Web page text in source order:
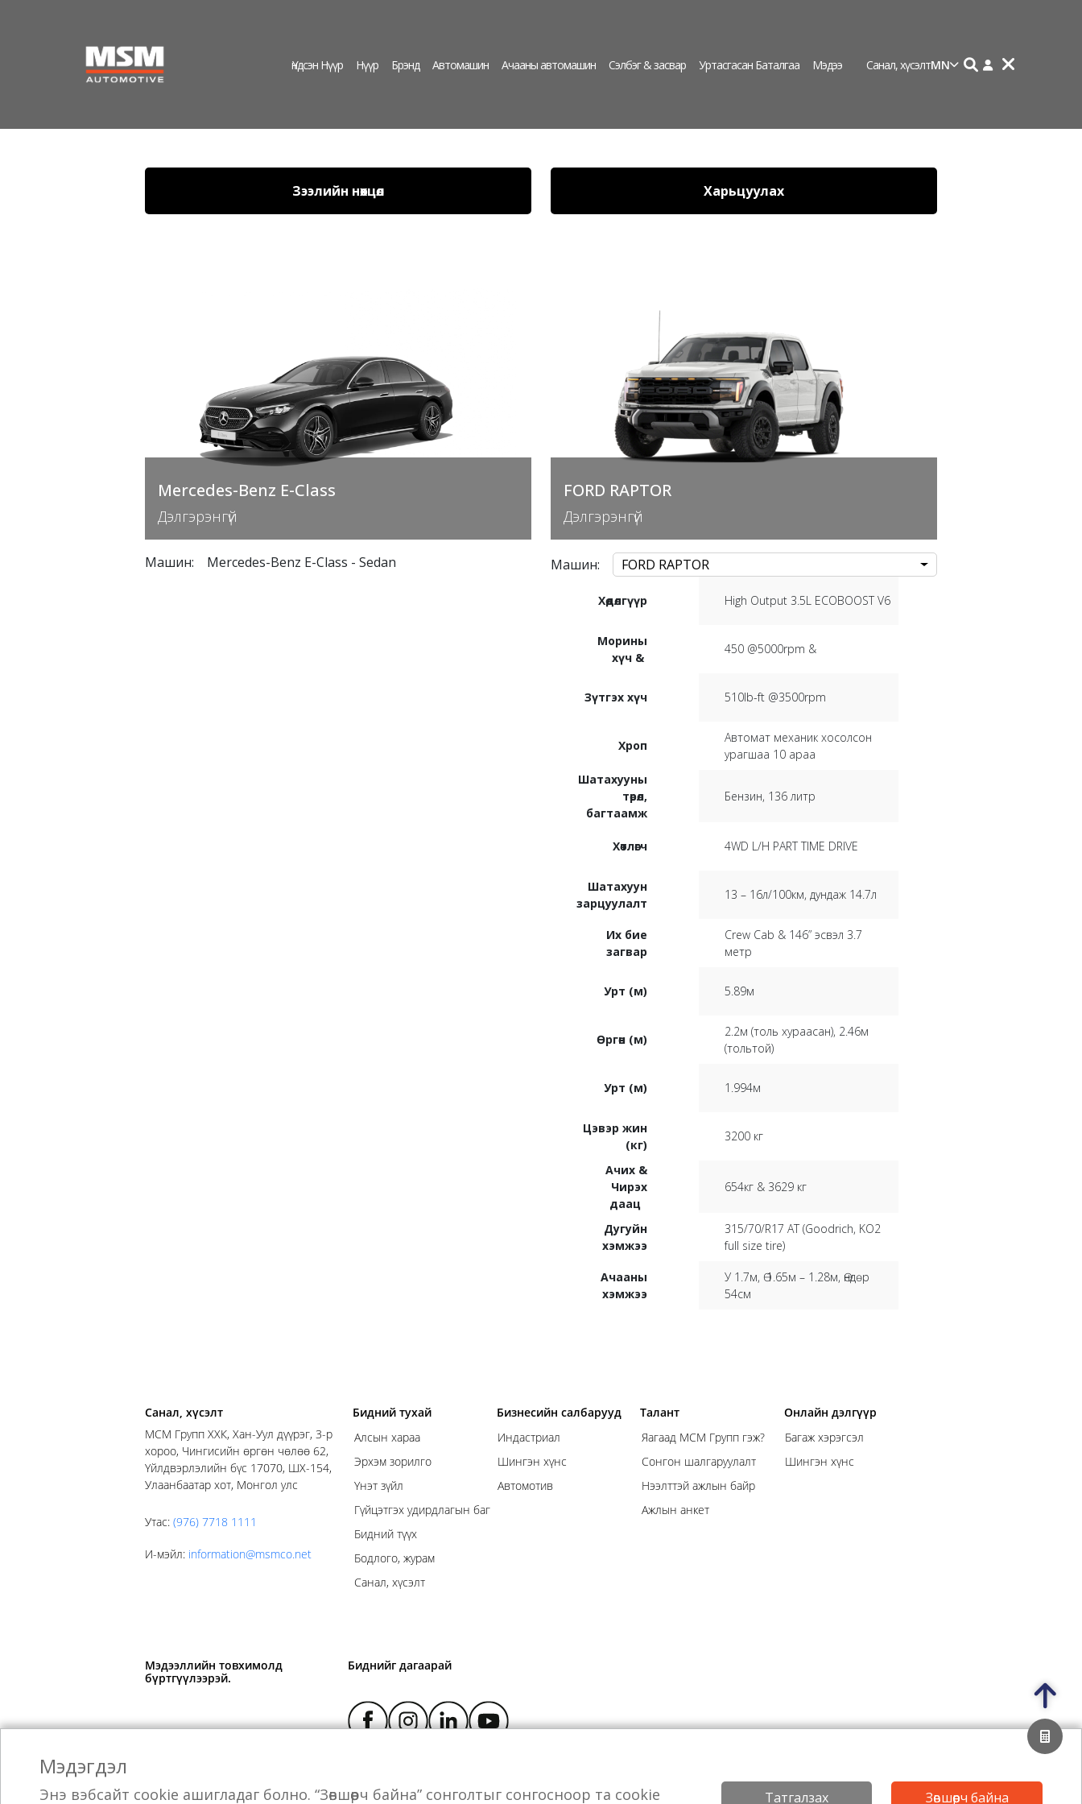
Үндсэн Нүүр Нүүр Брэнд Автомашин Ачааны автомашин Сэлбэг & засвар Уртасгасан Баталгаа Мэдээ Санал, хүсэлтMN
Зээлийн нөхцөл Харьцуулах
Mercedes-Benz E-Class
Дэлгэрэнгүй
FORD RAPTOR
Дэлгэрэнгүй
Машин: Mercedes-Benz E-Class - Sedan Машин: FORD RAPTOR
Хөдөлгүүр High Output 3.5L ECOBOOST V6
Морины
хүч &
450 @5000rpm &
Зүтгэх хүч 510lb-ft @3500rpm
Хроп
Автомат механик хосолсон
урагшаа 10 араа
Шатахууны
төрөл,
багтаамж
Бензин, 136 литр
Хөтлөгч 4WD L/H PART TIME DRIVE
Шатахуун
зарцуулалт
13 – 16л/100км, дундаж 14.7л
Их бие
загвар
Crew Cab & 146” эсвэл 3.7
метр
Урт (м) 5.89м
Өргөн (м)
2.2м (толь хураасан), 2.46м
(тольтой)
Урт (м) 1.994м
Цэвэр жин
(кг)
3200 кг
Ачих &
Чирэх
даац
654кг & 3629 кг
Дугуйн
хэмжээ
315/70/R17 AT (Goodrich, KO2
full size tire)
Ачааны
хэмжээ
У 1.7м, Ө 1.65м – 1.28м, Өндөр
54см
Санал, хүсэлт
MСM Групп ХХК, Хан-Уул дүүрэг, 3-р
хороо, Чингисийн өргөн чөлөө 62,
Үйлдвэрлэлийн бүс 17070, ШХ-154,
Улаанбаатар хот, Монгол улс
Утас: (976) 7718 1111
И-мэйл: information@msmco.net
Бидний тухай
Алсын хараа
Эрхэм зорилго
Үнэт зүйл
Гүйцэтгэх удирдлагын баг
Бидний түүх
Бодлого, журам
Санал, хүсэлт
Бизнесийн салбарууд
Индастриал
Шингэн хүнс
Автомотив
Талант
Яагаад МСМ Групп гэж?
Сонгон шалгаруулалт
Нээлттэй ажлын байр
Ажлын анкет
Онлайн дэлгүүр
Багаж хэрэгсэл
Шингэн хүнс
Мэдээллийн товхимолд
бүртгүүлээрэй.
Биднийг дагаарай
Нууцлалын бодлого
Мэдэгдэл
Энэ вэбсайт cookie ашигладаг болно. “Зөвшөөрч байна” сонголтыг сонгосноор та cookie Татгалзах Зөвшөөрч байна